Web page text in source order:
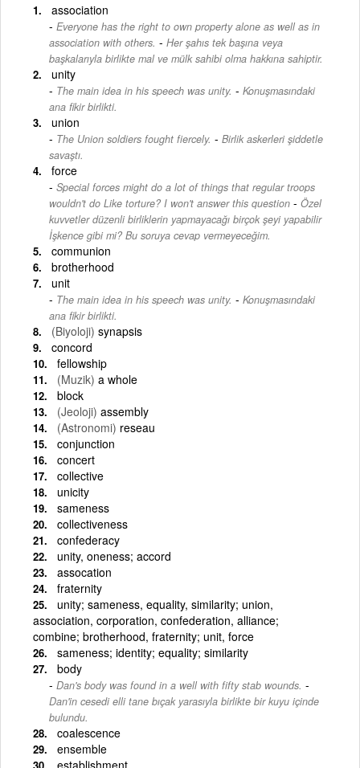
association
Everyone has the right to own property alone as well as in
association with others. - Her şahıs tek başına veya
başkalarıyla birlikte mal ve mülk sahibi olma hakkına sahiptir.
unity
The main idea in his speech was unity. - Konuşmasındaki
ana fikir birlikti.
union
The Union soldiers fought fiercely. - Birlik askerleri şiddetle
savaştı.
force
Special forces might do a lot of things that regular troops
wouldn't do Like torture? I won't answer this question - Özel
kuvvetler düzenli birliklerin yapmayacağı birçok şeyi yapabilir
İşkence gibi mi? Bu soruya cevap vermeyeceğim.
communion
brotherhood
unit
The main idea in his speech was unity. - Konuşmasındaki
ana fikir birlikti.
(Biyoloji) synapsis
concord
fellowship
(Muzik) a whole
block
(Jeoloji) assembly
(Astronomi) reseau
conjunction
concert
collective
unicity
sameness
collectiveness
confederacy
unity, oneness; accord
assocation
fraternity
unity; sameness, equality, similarity; union,
association, corporation, confederation, alliance;
combine; brotherhood, fraternity; unit, force
sameness; identity; equality; similarity
body
Dan's body was found in a well with fifty stab wounds. -
Dan'in cesedi elli tane bıçak yarasıyla birlikte bir kuyu içinde
bulundu.
coalescence
ensemble
establishment